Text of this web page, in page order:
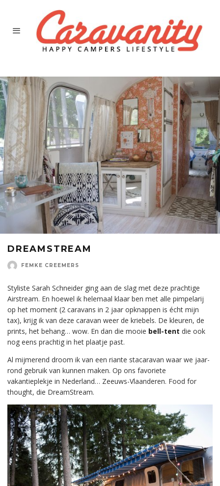
DREAMSTREAM
FEMKE CREEMERS
Styliste Sarah Schneider ging aan de slag met deze prachtige
Airstream. En hoewel ik helemaal klaar ben met alle pimpelarij
op het moment (2 caravans in 2 jaar opknappen is écht mijn
tax), krijg ik van deze caravan weer de kriebels. De kleuren, de
prints, het behang… wow. En dan die mooie bell-tent die ook
nog eens prachtig in het plaatje past.
Al mijmerend droom ik van een riante stacaravan waar we jaar-
rond gebruik van kunnen maken. Op ons favoriete
vakantieplekje in Nederland… Zeeuws-Vlaanderen. Food for
thought, die DreamStream.